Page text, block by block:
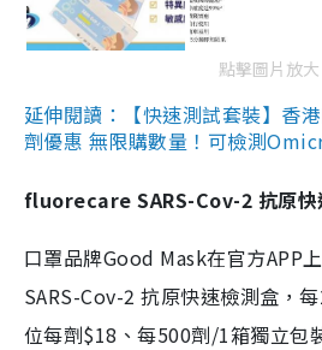
點擊圖片放大
延伸閱讀：【快速測試套裝】香
劑優惠 無限購數量！可檢測
fluorecare SARS-Cov-2 抗原快
口罩品牌Good Mask在官方APP
SARS-Cov-2 抗原快速檢測盒，
位每劑$18、每500劑/1箱獨立包